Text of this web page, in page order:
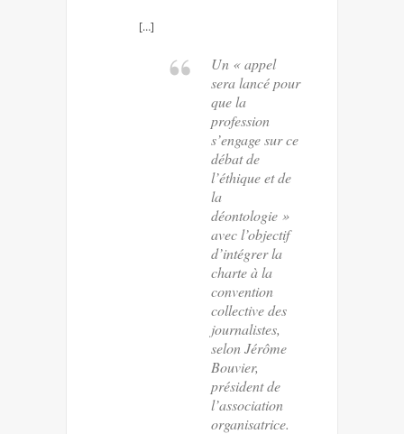
[…]
Un « appel
sera lancé pour
que la
profession
s’engage sur ce
débat de
l’éthique et de
la
déontologie »
avec l’objectif
d’intégrer la
charte à la
convention
collective des
journalistes,
selon Jérôme
Bouvier,
président de
l’association
organisatrice.